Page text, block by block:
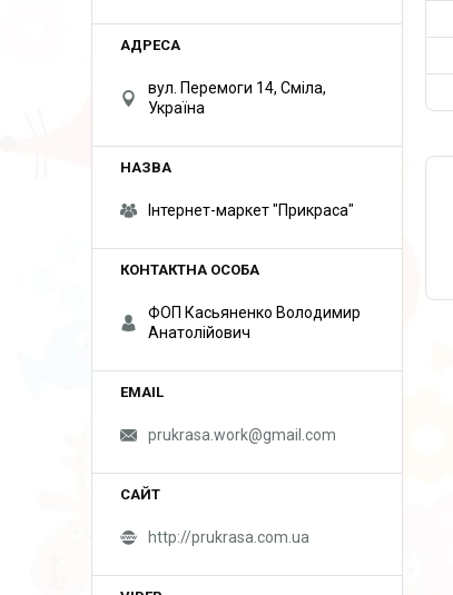
вул. Перемоги 14, Сміла,
Україна
Інтернет-маркет "Прикраса"
ФОП Касьяненко Володимир
Анатолійович
prukrasa.work@gmail.com
http://prukrasa.com.ua